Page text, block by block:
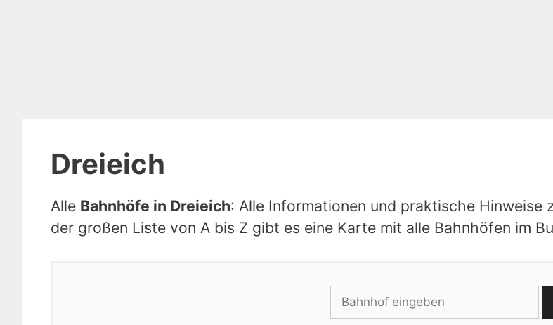
Dreieich
Alle Bahnhöfe in Dreieich: Alle Informationen und praktische Hinweise
der großen Liste von A bis Z gibt es eine Karte mit alle Bahnhöfen im